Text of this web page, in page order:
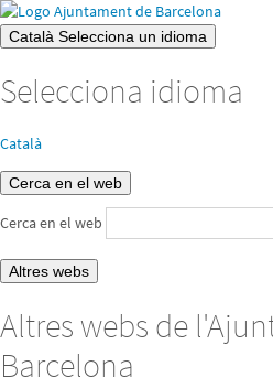
Català Selecciona un idioma
Selecciona idioma
Català
Cerca en el web
Cerca en el web
Altres webs
Altres webs de
Barcelona